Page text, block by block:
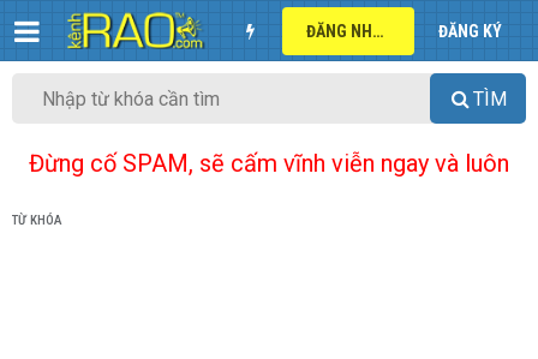
ĐĂNG NHẬP ĐĂNG KÝ
TÌM
Đừng cố SPAM, sẽ cấm vĩnh viễn ngay và luôn
TỪ KHÓA